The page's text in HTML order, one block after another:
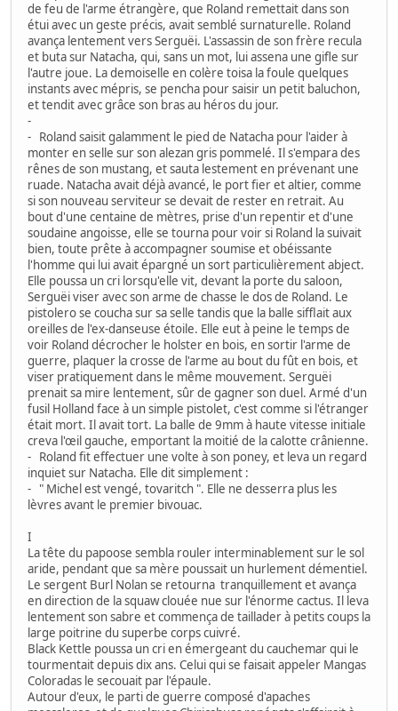
de feu de l'arme étrangère, que Roland remettait dans son
étui avec un geste précis, avait semblé surnaturelle. Roland
avança lentement vers Serguëi. L'assassin de son frère recula
et buta sur Natacha, qui, sans un mot, lui assena une gifle sur
l'autre joue. La demoiselle en colère toisa la foule quelques
instants avec mépris, se pencha pour saisir un petit baluchon,
et tendit avec grâce son bras au héros du jour.
-
- Roland saisit galamment le pied de Natacha pour l'aider à
monter en selle sur son alezan gris pommelé. Il s'empara des
rênes de son mustang, et sauta lestement en prévenant une
ruade. Natacha avait déjà avancé, le port fier et altier, comme
si son nouveau serviteur se devait de rester en retrait. Au
bout d'une centaine de mètres, prise d'un repentir et d'une
soudaine angoisse, elle se tourna pour voir si Roland la suivait
bien, toute prête à accompagner soumise et obéissante
l'homme qui lui avait épargné un sort particulièrement abject.
Elle poussa un cri lorsqu'elle vit, devant la porte du saloon,
Serguëi viser avec son arme de chasse le dos de Roland. Le
pistolero se coucha sur sa selle tandis que la balle sifflait aux
oreilles de l'ex-danseuse étoile. Elle eut à peine le temps de
voir Roland décrocher le holster en bois, en sortir l'arme de
guerre, plaquer la crosse de l'arme au bout du fût en bois, et
viser pratiquement dans le même mouvement. Serguëi
prenait sa mire lentement, sûr de gagner son duel. Armé d'un
fusil Holland face à un simple pistolet, c'est comme si l'étranger
était mort. Il avait tort. La balle de 9mm à haute vitesse initiale
creva l'œil gauche, emportant la moitié de la calotte crânienne.
- Roland fit effectuer une volte à son poney, et leva un regard
inquiet sur Natacha. Elle dit simplement :
- " Michel est vengé, tovaritch ". Elle ne desserra plus les
lèvres avant le premier bivouac.
I
La tête du papoose sembla rouler interminablement sur le sol
aride, pendant que sa mère poussait un hurlement démentiel.
Le sergent Burl Nolan se retourna tranquillement et avança
en direction de la squaw clouée nue sur l'énorme cactus. Il leva
lentement son sabre et commença de taillader à petits coups la
large poitrine du superbe corps cuivré.
Black Kettle poussa un cri en émergeant du cauchemar qui le
tourmentait depuis dix ans. Celui qui se faisait appeler Mangas
Coloradas le secouait par l'épaule.
Autour d'eux, le parti de guerre composé d'apaches